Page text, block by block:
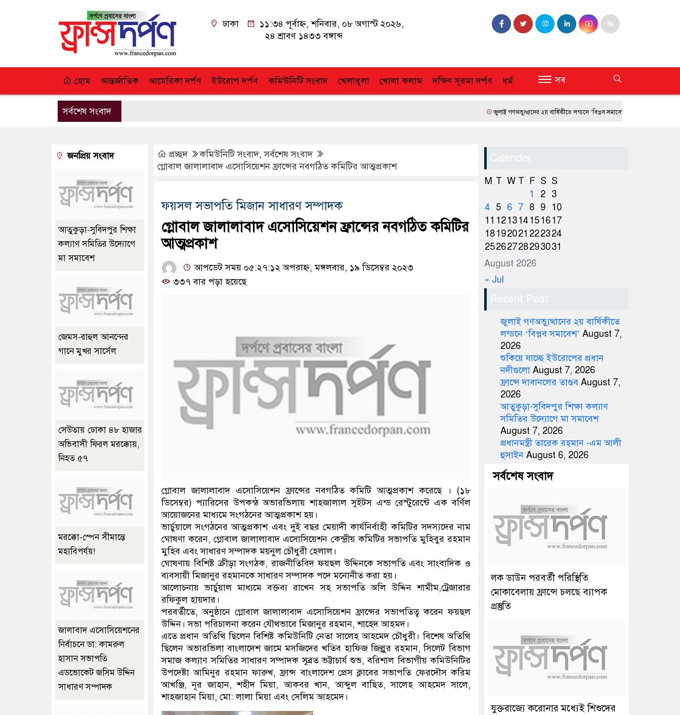
ঢাকা
১১:৩৪ পূর্বাহ্ন, শনিবার, ০৮ অগাস্ট ২০২৬,
২৪ শ্রাবণ ১৪৩৩ বঙ্গাব্দ
হোম আন্তর্জাতিক আমেরিকা দর্পণ ইউরোপ দর্পণ কমিউনিটি সংবাদ খেলাধুলা খোলা কলাম দক্ষিণ সুরমা দর্পণ ধর্ম সব
সর্বশেষ সংবাদ জুলাই গণঅভ্যুত্থানের ২য় বার্ষিকীতে লন্ডনে ‘বিপ্লব সমাবেশ’ ফ্রান্সে দাবানলের তাণ্ডব
প্রচ্ছদ কমিউনিটি সংবাদ,সর্বশেষ সংবাদ
গ্লোবাল জালালাবাদ এসোসিয়েশন ফ্রান্সের নবগঠিত কমিটির আত্মপ্রকাশ
ফয়সল সভাপতি মিজান সাধারণ সম্পাদক
গ্লোবাল জালালাবাদ এসোসিয়েশন ফ্রান্সের নবগঠিত কমিটির
আত্মপ্রকাশ
আপডেট সময় ০৫:২৭:১২ অপরাহ্ন, মঙ্গলবার, ১৯ ডিসেম্বর ২০২৩
৩৩৭ বার পড়া হয়েছে
গ্লোবাল জালালাবাদ এসোসিয়েশন ফ্রান্সের নবগঠিত কমিটি আত্মপ্রকাশ করেছে । (১৮
ডিসেম্বর) প্যারিসের উপকন্ঠ অভারভিলায় শাহজালাল সুইটস এন্ড রেস্টুরেন্টে এক বর্ণিল
আয়োজনের মাধ্যমে সংগঠনের আত্মপ্রকাশ হয়।
ভার্চুয়ালে সংগঠনের আত্মপ্রকাশ এবং দুই বছর মেয়াদী কার্যনির্বাহী কমিটির সদস্যদের নাম
ঘোষণা করেন, গ্লোবাল জালালাবাদ এসোসিয়েশন কেন্দ্রীয় কমিটির সভাপতি মুহিবুর রহমান
মুহিব এবং সাধারণ সম্পাদক ময়নুল চৌধুরী হেলাল।
ঘোষণায় বিশিষ্ট ক্রীড়া সংগঠক, রাজনীতিবিদ ফয়ছল উদ্দিনকে সভাপতি এবং সাংবাদিক ও
ব্যবসায়ী মিজানুর রহমানকে সাধারণ সম্পাদক পদে মনোনীত করা হয়।
আলোচনায় ভার্চুয়াল মাধ্যমে বক্তব্য রাখেন সহ সভাপতি অলি উদ্দিন শামীম,ট্রেজারার
রফিকুল হায়দার।
পরবর্তীতে, অনুষ্ঠানে গ্লোবাল জালালাবাদ এসোসিয়েশন ফ্রান্সের সভাপতিত্ব করেন ফয়ছল
উদ্দিন। সভা পরিচালনা করেন যৌথভাবে মিজানুর রহমান, শাহেদ আহমদ।
এতে প্রধান অতিথি ছিলেন বিশিষ্ট কমিউনিটি নেতা সালেহ আহমেদ চৌধুরী। বিশেষ অতিথি
ছিলেন অভারভিলা বাংলাদেশ জামে মসজিদের খতিব হাফিজ জিল্লুর রহমান, সিলেট বিভাগ
সমাজ কল্যাণ সমিতির সাধারণ সম্পাদক সুব্রত ভট্টাচার্য শুভ, বরিশাল বিভাগীয় কমিউনিটির
উপদেষ্টা আমিনুর রহমান ফারুখ, ফ্রান্স বাংলাদেশ প্রেস ক্লাবের সভাপতি ফেরদৌস করিম
আখঞ্জি, নূর জাহান, শহীদ মিয়া, আকবর খান, আব্দুল বাছিত, সালেহ আহমেদ সালে,
শাহজাহান মিয়া, মো: লালা মিয়া এবং সেলিম আহমেদ।
জনপ্রিয় সংবাদ
আতুকুড়া-সুবিদপুর শিক্ষা
কল্যাণ সমিতির উদ্যোগে
মা সমাবেশ
জেমস-রাহুল আনন্দের
গানে মুখর সার্সেল
সেউতায় ঢোকা ৪৮ হাজার
অভিবাসী ফিরল মরক্কোয়,
নিহত ৫৭
মরক্কো-স্পেন সীমান্তে
মহাবিপর্যয়!
জালাবাদ এসোসিয়েশনের
নির্বাচনে ডা: কামরুল
হাসান সভাপতি
এডভোকেট জসিম উদ্দিন
সাধারণ সম্পাদক
Calender
August 2026
M T W T F S S
1
2 3
4 5 6 7 8 9
10
11 121314151617
18192021 222324
25262728293031
« Jul
Recent Post
জুলাই গণঅভ্যুত্থানের ২য় বার্ষিকীতে
লন্ডনে ‘বিপ্লব সমাবেশ’ August 7,
2026
শুকিয়ে যাচ্ছে ইউরোপের প্রধান
নদীগুলো August 7, 2026
ফ্রান্সে দাবানলের তাণ্ডব August 7,
2026
আতুকুড়া-সুবিদপুর শিক্ষা কল্যাণ
সমিতির উদ্যোগে মা সমাবেশ
August 7, 2026
প্রধানমন্ত্রী তারেক রহমান -এম আলী
হুসাইন August 6, 2026
সর্বশেষ সংবাদ
লক ডাউন পরবর্তী পরিস্থিতি
মোকাবেলায় ফ্রান্সে চলছে ব্যাপক
প্রস্তুতি
যুক্তরাজ্যে করোনার মধ্যেই শিশুদের